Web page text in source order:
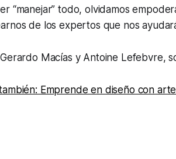
“manejar” todo, olvidamos
de los expertos que nos
Macías y Antoine Lefebvre,
Emprende en diseño con